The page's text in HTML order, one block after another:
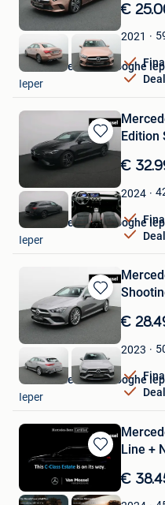
in
Mijn
Favorieten
€
2021
Van Mossel Vereenooghe
Ieper
Bewaren
in
Favorieten
Edition
€
2024
Van Mossel Vereenooghe
Ieper
Bewaren
in
Favorieten
€
2023
Van Mossel Vereenooghe
Ieper
Bewaren
in
Mijn
Favorieten
Line +
€